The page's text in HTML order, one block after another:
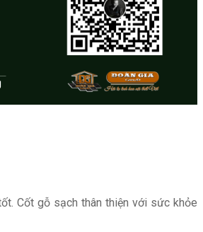
Cốt gỗ sạch thân thiện với sức khỏe